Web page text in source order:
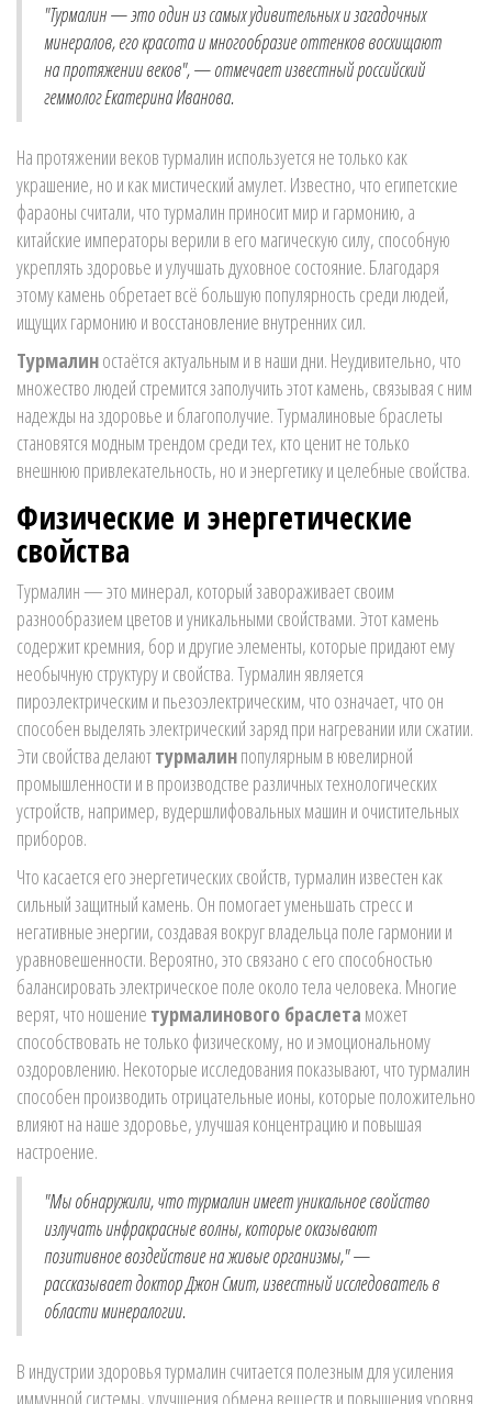
"Турмалин — это один из самых удивительных и загадочных
минералов, его красота и многообразие оттенков восхищают
на протяжении веков", — отмечает известный российский
геммолог Екатерина Иванова.
На протяжении веков турмалин используется не только как
украшение, но и как мистический амулет. Известно, что египетские
фараоны считали, что турмалин приносит мир и гармонию, а
китайские императоры верили в его магическую силу, способную
укреплять здоровье и улучшать духовное состояние. Благодаря
этому камень обретает всё большую популярность среди людей,
ищущих гармонию и восстановление внутренних сил.
Турмалиностаётся актуальным и в наши дни. Неудивительно, что
множество людей стремится заполучить этот камень, связывая с ним
надежды на здоровье и благополучие. Турмалиновые браслеты
становятся модным трендом среди тех, кто ценит не только
внешнюю привлекательность, но и энергетику и целебные свойства.
Физические и энергетические
свойства
Турмалин — это минерал, который завораживает своим
разнообразием цветов и уникальными свойствами. Этот камень
содержит кремния, бор и другие элементы, которые придают ему
необычную структуру и свойства. Турмалин является
пироэлектрическим и пьезоэлектрическим, что означает, что он
способен выделять электрический заряд при нагревании или сжатии.
Эти свойства делаюттурмалинпопулярным в ювелирной
промышленности и в производстве различных технологических
устройств, например, вудершлифовальных машин и очистительных
приборов.
Что касается его энергетических свойств, турмалин известен как
сильный защитный камень. Он помогает уменьшать стресс и
негативные энергии, создавая вокруг владельца поле гармонии и
уравновешенности. Вероятно, это связано с его способностью
балансировать электрическое поле около тела человека. Многие
верят, что ношение турмалинового браслета может
способствовать не только физическому, но и эмоциональному
оздоровлению. Некоторые исследования показывают, что турмалин
способен производить отрицательные ионы, которые положительно
влияют на наше здоровье, улучшая концентрацию и повышая
настроение.
"Мы обнаружили, что турмалин имеет уникальное свойство
излучать инфракрасные волны, которые оказывают
позитивное воздействие на живые организмы," —
рассказывает доктор Джон Смит, известный исследователь в
области минералогии.
В индустрии здоровья турмалин считается полезным для усиления
иммунной системы, улучшения обмена веществ и повышения уровня